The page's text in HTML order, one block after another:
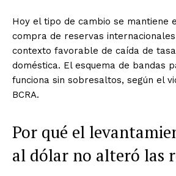
Hoy el tipo de cambio se mantiene
compra de reservas
contexto favorable de caída de
doméstica. El esquema de bandas
funciona sin sobresaltos, según el
BCRA.
Por qué el
al dólar no alteró las